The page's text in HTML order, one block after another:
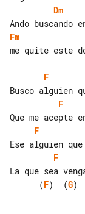
Dm
Fm
me quite este
F
F
F
F
      (
F)  (G)